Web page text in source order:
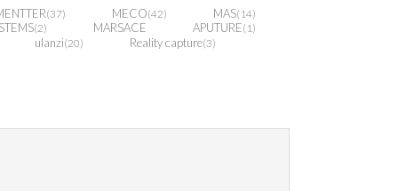
(37) MECO(42) MAS(14)
(2) MARSACE APUTURE(1)
ulanzi(20) Reality capture(3)